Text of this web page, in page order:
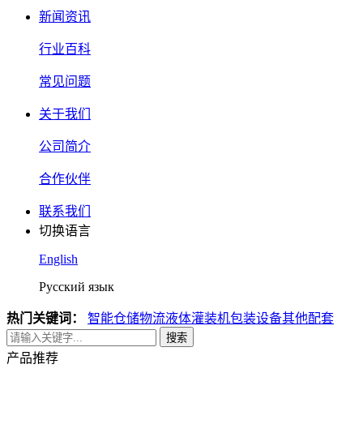
新闻资讯
行业百科
常见问题
关于我们
公司简介
合作伙伴
联系我们
切换语言
English
Русский язык
热门关键词： 智能仓储物流液体灌装机包装设备其他配套
搜索
产品推荐